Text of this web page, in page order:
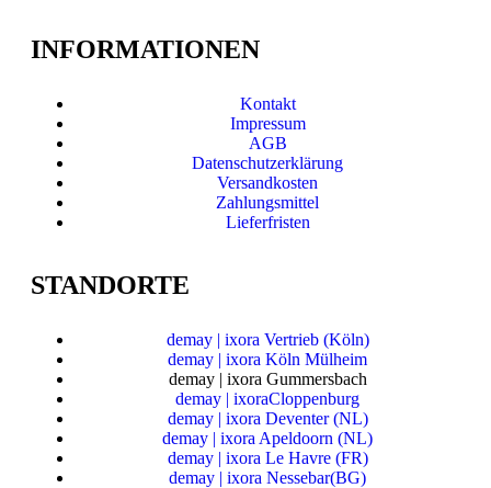
INFORMATIONEN
Kontakt
Impressum
AGB
Datenschutzerklärung
Versandkosten
Zahlungsmittel
Lieferfristen
STANDORTE
demay | ixora Vertrieb (Köln)
demay | ixora Köln Mülheim
demay | ixora Gummersbach
demay | ixoraCloppenburg
demay | ixora Deventer (NL)
demay | ixora Apeldoorn (NL)
demay | ixora Le Havre (FR)
demay | ixora Nessebar(BG)